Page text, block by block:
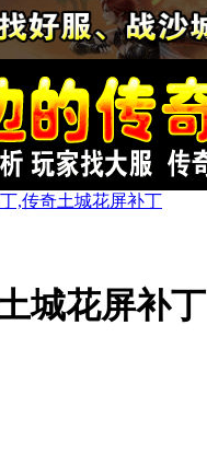
,传奇土城花屏补丁
城花屏补丁